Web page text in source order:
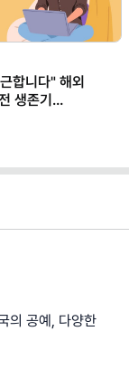
합니다" 해외
생존기
의 공예, 다양한